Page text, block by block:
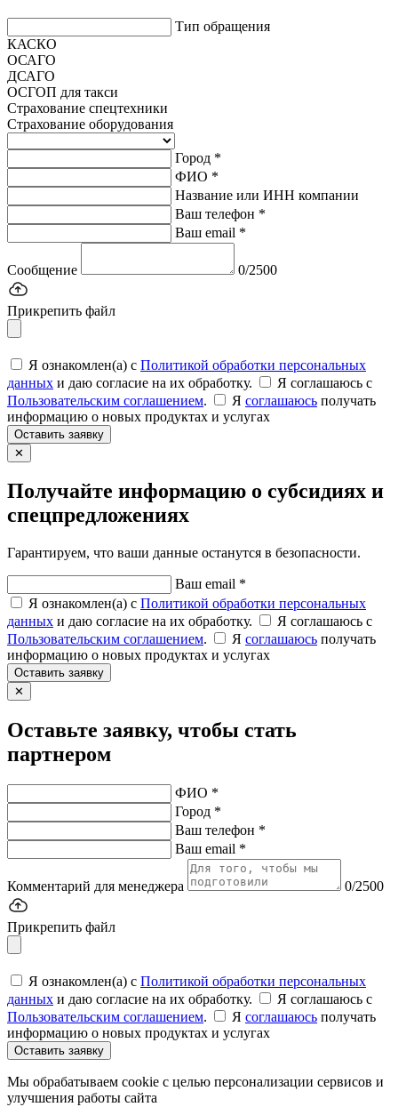
Тип обращения
КАСКО
ОСАГО
ДСАГО
ОСГОП для такси
Страхование спецтехники
Страхование оборудования
Город *
ФИО *
Название или ИНН компании
Ваш телефон *
Ваш email *
Сообщение 0/2500
Прикрепить файл
Я ознакомлен(а) с Политикой обработки персональных
данных и даю согласие на их обработку.
Я соглашаюсь c
Пользовательским соглашением. Я соглашаюсь получать
информацию о новых продуктах и услугах
Оставить заявку
✕
Получайте информацию о субсидиях и
спецпредложениях
Гарантируем, что ваши данные останутся в безопасности.
Ваш email *
Я ознакомлен(а) с Политикой обработки персональных
данных и даю согласие на их обработку.
Я соглашаюсь c
Пользовательским соглашением. Я соглашаюсь получать
информацию о новых продуктах и услугах
Оставить заявку
✕
Оставьте заявку, чтобы стать
партнером
ФИО *
Город *
Ваш телефон *
Ваш email *
Комментарий для менеджера 0/2500
Прикрепить файл
Я ознакомлен(а) с Политикой обработки персональных
данных и даю согласие на их обработку.
Я соглашаюсь c
Пользовательским соглашением. Я соглашаюсь получать
информацию о новых продуктах и услугах
Оставить заявку
Мы обрабатываем cookie с целью персонализации сервисов и
улучшения работы сайта